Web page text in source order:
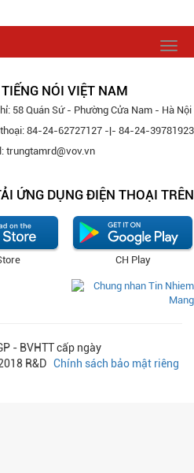
NÓI VIỆT NAM
58 Quán Sứ - Phường Cửa Nam - Hà Nội
84-24-62727127 -|- 84-24-39781923
trungtamrd@vov.vn
ỨNG DỤNG ĐIỆN THOẠI TRÊN
CH Play
- BVHTT cấp ngày
R&D Chính sách bảo mật riêng